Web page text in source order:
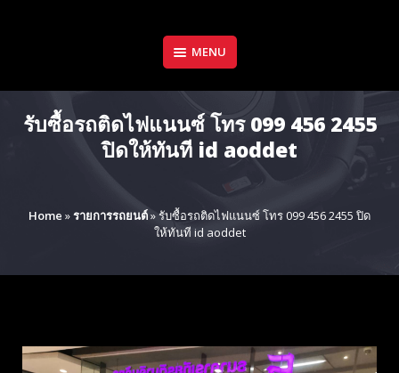
MENU
รับซื้อรถติดไฟแนนซ์ โทร 099 456 2455
ปิดให้ทันที id aoddet
Home »รายการรถยนต์»รับซื้อรถติดไฟแนนซ์ โทร 099 456 2455 ปิด
ให้ทันที id aoddet